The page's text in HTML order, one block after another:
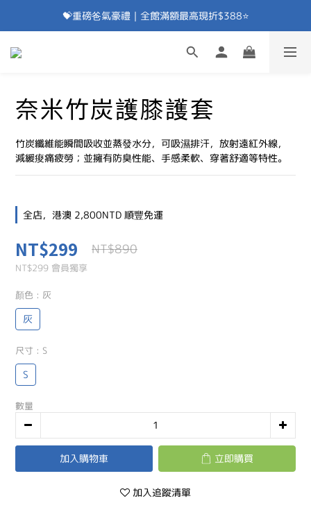
加入會員⭐即享100元折價券⭐
💝重磅爸氣豪禮｜全館滿額最高現折$388⭐
💝重磅爸氣豪禮｜滿額贈除臭襪⭐
奈米竹炭護膝護套
竹炭纖維能瞬間吸收並蒸發水分，可吸濕排汗，放射遠紅外線，
減緩痠痛疲勞；並擁有防臭性能、手感柔軟、穿著舒適等特性。
全店，港澳 2,800NTD 順豐免運
NT$299 NT$890
NT$299 會員獨享
顏色 : 灰
灰
尺寸 : S
S
數量
加入購物車 立即購買
加入追蹤清單